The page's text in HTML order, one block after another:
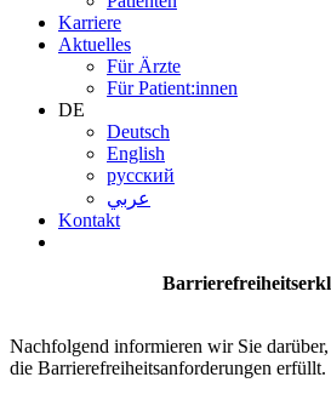
Karriere
Aktuelles
Für Ärzte
Für Patient:innen
DE
Deutsch
English
русский
عربي
Kontakt
Nachfolgend informieren wir Sie
die Barrierefreiheitsanforderungen erfüllt.